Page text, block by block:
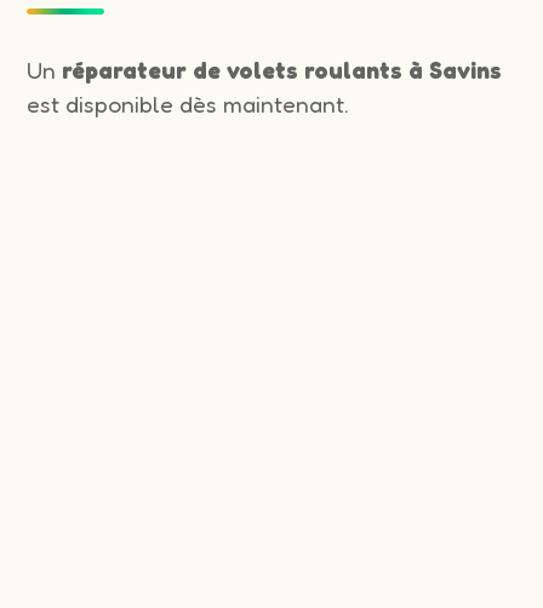
Un réparateur de volets roulants à Savins
est disponible dès maintenant.